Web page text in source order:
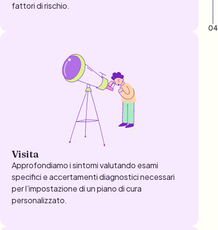
fattori di rischio.
Visita
Approfondiamo i sintomi valutando esami
specifici e accertamenti diagnostici necessari
per l’impostazione di un piano di cura
personalizzato.
04